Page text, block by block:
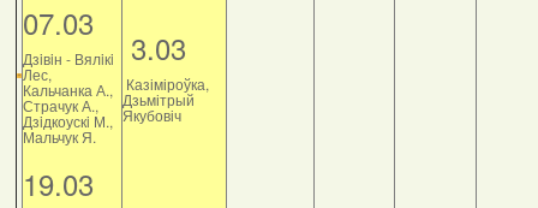
07.03
Дзiвiн - Вялiкi
Лес,
Кальчанка А.,
Страчук А.,
Дзiдкоускi М.,
Мальчук Я.
19.03
3.03
Казіміроўка,
Дзьмітрый
Якубовіч